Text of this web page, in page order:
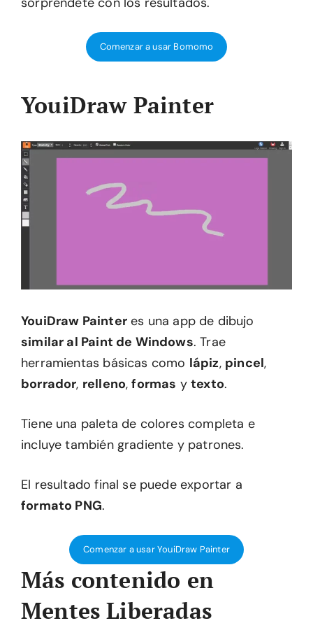
Comenzar a usar Bomomo
YouiDraw Painter
YouiDraw Painteres una app de dibujo
similar al Paint de Windows. Trae
herramientas básicas como lápiz, pincel,
borrador, relleno,formas ytexto.
Tiene una paleta de colores completa e
incluye también gradiente y patrones.
El resultado final se puede exportar a
formato PNG.
Comenzar a usar YouiDraw Painter
Más contenido en
Mentes Liberadas